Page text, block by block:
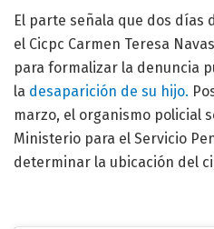
El parte señala que dos días
el Cicpc Carmen Teresa
para formalizar la denuncia
la desaparición de su hijo.
marzo, el organismo policial
Ministerio para el Servicio
determinar la ubicación del